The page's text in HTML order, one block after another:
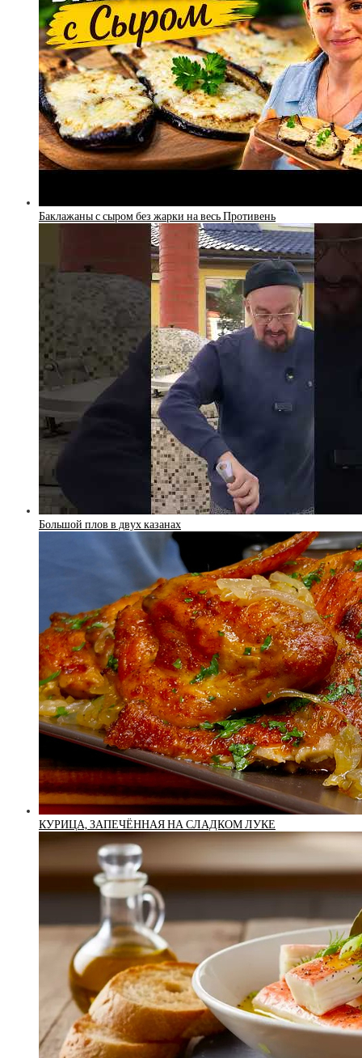
Баклажаны с сыром без жарки на весь Противень
Большой плов в двух казанах
КУРИЦА, ЗАПЕЧЁННАЯ НА СЛАДКОМ ЛУКЕ